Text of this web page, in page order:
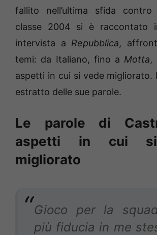
fallito nell’ultima sfida
classe 2004 si è raccontato
intervista a Repubblica,
temi: da Italiano, fino a Motta,
aspetti in cui si vede migliorato.
estratto delle sue parole.
Le parole di
aspetti in cui
migliorato
Gioco per la
più fiducia in me